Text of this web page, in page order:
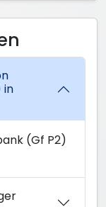
in
(Gf P2)